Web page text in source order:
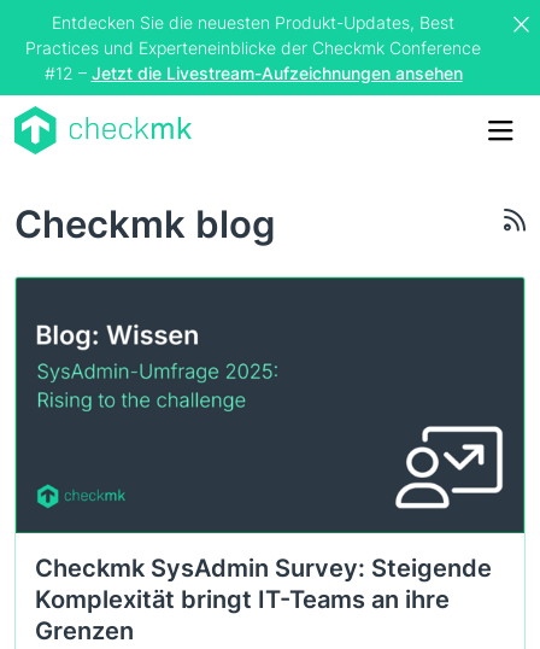
Entdecken Sie die neuesten Produkt-Updates, Best
Practices und Experteneinblicke der Checkmk Conference
#12 – Jetzt die Livestream-Aufzeichnungen ansehen
Checkmk blog
Checkmk SysAdmin Survey: Steigende
Komplexität bringt IT-Teams an ihre
Grenzen